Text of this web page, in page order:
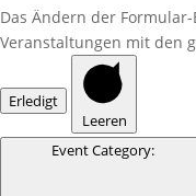
Das Ändern der
Veranstaltungen mit den
Erledigt
Leeren
Event Category: